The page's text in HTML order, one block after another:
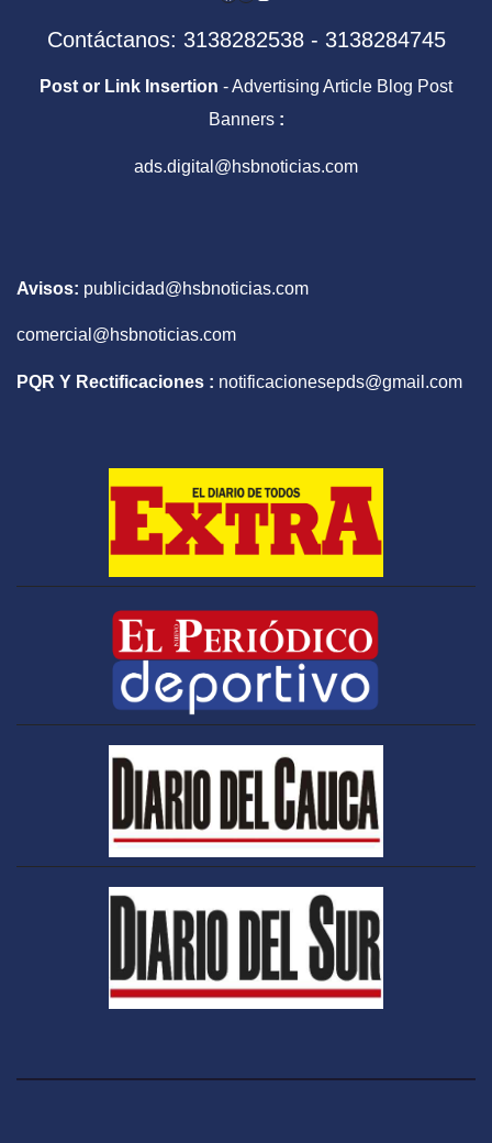
Contáctanos: 3138282538 - 3138284745
Post or Link Insertion - Advertising Article Blog Post
Banners :
ads.digital@hsbnoticias.com
Avisos: publicidad@hsbnoticias.com
comercial@hsbnoticias.com
PQR Y Rectificaciones : notificacionesepds@gmail.com